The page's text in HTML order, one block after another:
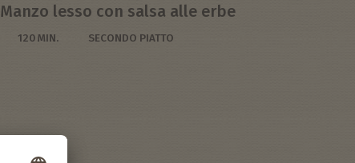
Manzo lesso con salsa alle erbe
120 MIN. SECONDO PIATTO